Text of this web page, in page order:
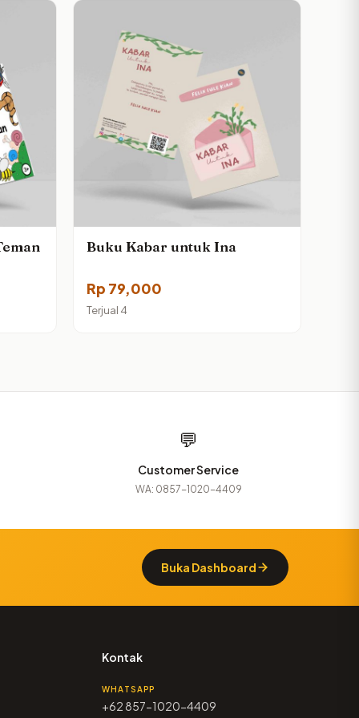
Buku Kabar untuk Ina
Rp 79,000
Terjual 4
💬
Customer Service
WA: 0857-1020-4409
Buka Dashboard
Kontak
WHATSAPP
+62 857-1020-4409